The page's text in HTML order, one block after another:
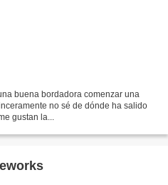
buena bordadora comenzar una
no sé de dónde ha salido
gustan la...